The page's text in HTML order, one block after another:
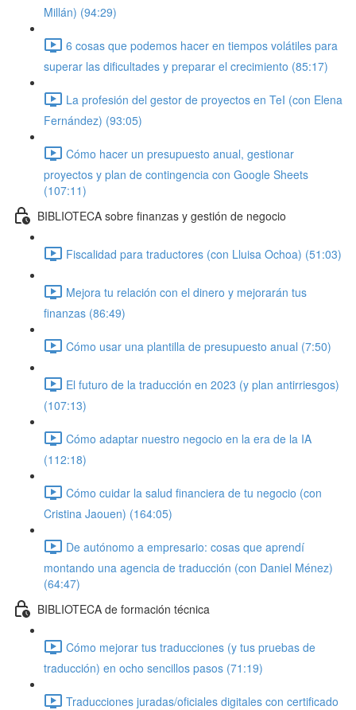
Millán) (94:29)
6 cosas que podemos hacer en tiempos volátiles para
superar las dificultades y preparar el crecimiento (85:17)
La profesión del gestor de proyectos en TeI (con Elena
Fernández) (93:05)
Cómo hacer un presupuesto anual, gestionar
proyectos y plan de contingencia con Google Sheets
(107:11)
BIBLIOTECA sobre finanzas y gestión de negocio
Fiscalidad para traductores (con Lluisa Ochoa) (51:03)
Mejora tu relación con el dinero y mejorarán tus
finanzas (86:49)
Cómo usar una plantilla de presupuesto anual (7:50)
El futuro de la traducción en 2023 (y plan antirriesgos)
(107:13)
Cómo adaptar nuestro negocio en la era de la IA
(112:18)
Cómo cuidar la salud financiera de tu negocio (con
Cristina Jaouen) (164:05)
De autónomo a empresario: cosas que aprendí
montando una agencia de traducción (con Daniel Ménez)
(64:47)
BIBLIOTECA de formación técnica
Cómo mejorar tus traducciones (y tus pruebas de
traducción) en ocho sencillos pasos (71:19)
Traducciones juradas/oficiales digitales con certificado